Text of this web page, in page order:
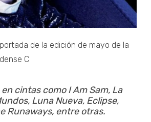
de la edición de mayo de la
C
cintas como I Am Sam, La
Luna Nueva, Eclipse,
Runaways, entre otras.